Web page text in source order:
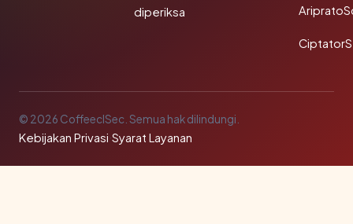
diperiksa
© 2026 CoffeeclSec. Semua hak dilindungi.
Kebijakan Privasi·Syarat Layanan